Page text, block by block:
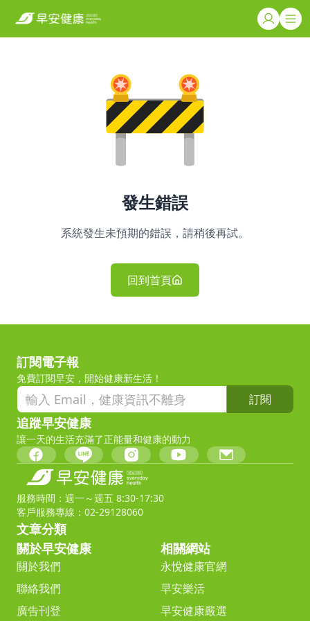
發生錯誤
系統發生未預期的錯誤，請稍後再試。
回到首頁
訂閱電子報
免費訂閱早安，開始健康新生活！
訂閱
追蹤早安健康
讓一天的生活充滿了正能量和健康的動力
服務時間：週一～週五 8:30-17:30
客戶服務專線：02-29128060
文章分類
關於早安健康
關於我們
聯絡我們
廣告刊登
相關網站
永悅健康官網
早安樂活
早安健康嚴選